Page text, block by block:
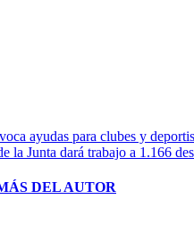
ayudas para clubes y
la Junta dará trabajo a 1.166
DEL AUTOR